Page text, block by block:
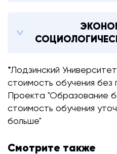
*Лодзинский
стоимость обучения
Проекта "Образование
стоимость обучения
больше"
Смотрите также